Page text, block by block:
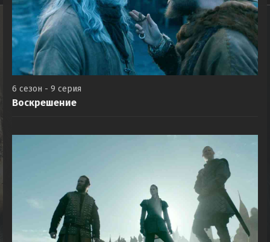
6 сезон - 9 серия
Воскрешение